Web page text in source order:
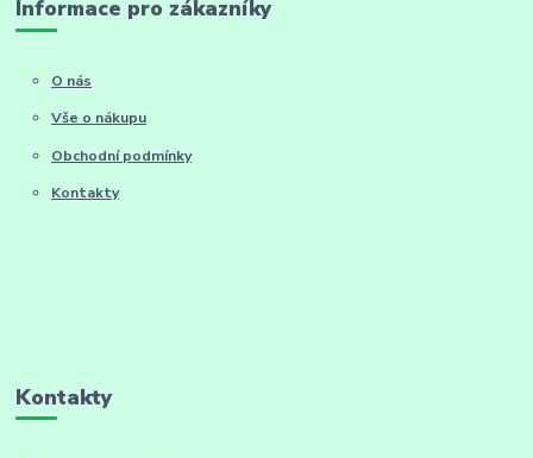
Informace pro zákazníky
O nás
Vše o nákupu
Obchodní podmínky
Kontakty
Kontakty